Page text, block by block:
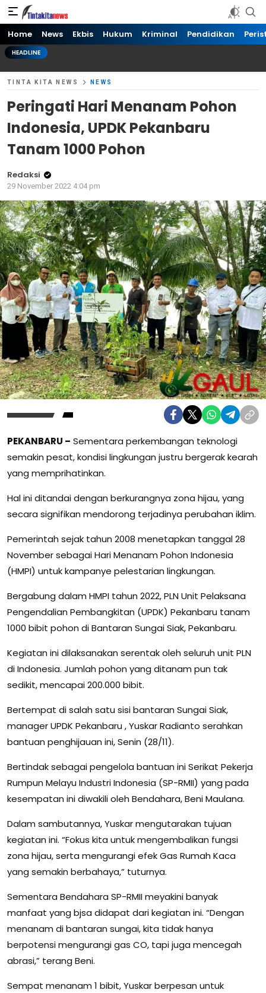
Tinta kita News
Informasi Terkini
Home News Ekbis Hukum Kriminal Pendidikan
HEADLINE
TINTA KITA NEWS NEWS
Peringati Hari Menanam Pohon
Indonesia, UPDK Pekanbaru
Tanam 1000 Pohon
Redaksi
29 November 2022 4:04 pm
PEKANBARU – Sementara perkembangan teknologi
semakin pesat, kondisi lingkungan justru bergerak kearah
yang memprihatinkan.
Hal ini ditandai dengan berkurangnya zona hijau, yang
secara signifikan mendorong terjadinya perubahan iklim.
Pemerintah sejak tahun 2008 menetapkan tanggal 28
November sebagai Hari Menanam Pohon Indonesia
(HMPI) untuk kampanye pelestarian lingkungan.
Bergabung dalam HMPI tahun 2022, PLN Unit Pelaksana
Pengendalian Pembangkitan (UPDK) Pekanbaru tanam
1000 bibit pohon di Bantaran Sungai Siak, Pekanbaru.
Kegiatan ini dilaksanakan serentak oleh seluruh unit PLN
di Indonesia. Jumlah pohon yang ditanam pun tak
sedikit, mencapai 200.000 bibit.
Bertempat di salah satu sisi bantaran Sungai Siak,
manager UPDK Pekanbaru , Yuskar Radianto serahkan
bantuan penghijauan ini, Senin (28/11).
Bertindak sebagai pengelola bantuan ini Serikat Pekerja
Rumpun Melayu Industri Indonesia (SP-RMII) yang pada
kesempatan ini diwakili oleh Bendahara, Beni Maulana.
Dalam sambutannya, Yuskar mengutarakan tujuan
kegiatan ini. “Fokus kita untuk mengembalikan fungsi
zona hijau, serta mengurangi efek Gas Rumah Kaca
yang semakin berbahaya,” tuturnya.
Sementara Bendahara SP-RMII meyakini banyak
manfaat yang bjsa didapat dari kegiatan ini. “Dengan
menanam di bantaran sungai, kita tidak hanya
berpotensi mengurangi gas CO, tapi juga mencegah
abrasi,” terang Beni.
Sempat menanam 1 bibit, Yuskar berpesan untuk